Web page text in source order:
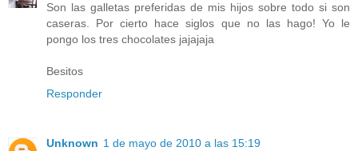
Son las galletas preferidas de mis hijos sobre todo si son
caseras. Por cierto hace siglos que no las hago! Yo le
pongo los tres chocolates jajajaja
Besitos
Responder
Unknown 1 de mayo de 2010 a las 15:19